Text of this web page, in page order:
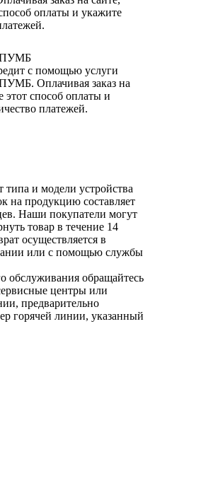
оплаты и укажите
ПУМБ
с помощью услуги
Оплачивая заказ на
этот способ оплаты и
платежей.
типа и модели устройства
на продукцию составляет
Наши покупатели могут
товар в течение 14
осуществляется в
или с помощью службы
обслуживания обращайтесь
центры или
предварительно
горячей линии, указанный